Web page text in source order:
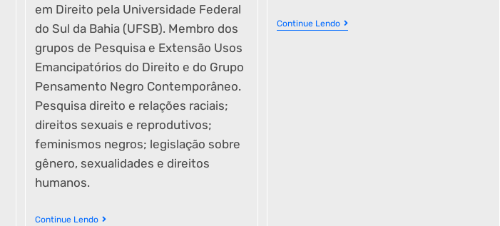
em Direito pela Universidade Federal
do Sul da Bahia (UFSB). Membro dos
grupos de Pesquisa e Extensão Usos
Emancipatórios do Direito e do Grupo
Pensamento Negro Contemporâneo.
Pesquisa direito e relações raciais;
direitos sexuais e reprodutivos;
feminismos negros; legislação sobre
gênero, sexualidades e direitos
humanos.
Continue Lendo
Continue Lendo